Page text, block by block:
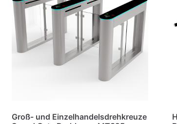
Groß- und Einzelhandelsdrehkreuze